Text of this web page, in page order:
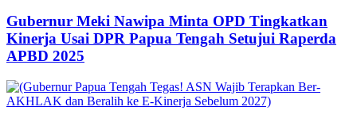
Gubernur Meki Nawipa Minta OPD Tingkatkan
Kinerja Usai DPR Papua Tengah Setujui Raperda
APBD 2025